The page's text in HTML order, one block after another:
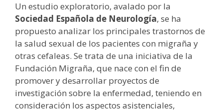
Un estudio exploratorio, avalado por la
Sociedad Española de Neurología, se ha
propuesto analizar los principales trastornos de
la salud sexual de los pacientes con migraña y
otras cefaleas. Se trata de una iniciativa de la
Fundación Migraña, que nace con el fin de
promover y desarrollar proyectos de
investigación sobre la enfermedad, teniendo en
consideración los aspectos asistenciales,